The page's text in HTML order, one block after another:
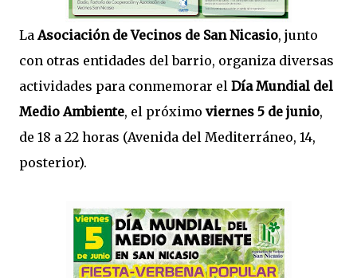
LaAsociación de Vecinos de San Nicasio, junto
con otras entidades del barrio, organiza diversas
actividades para conmemorar el Día Mundial del
Medio Ambiente, el próximo viernes 5 de junio,
de 18 a 22 horas (Avenida del Mediterráneo, 14,
posterior).